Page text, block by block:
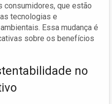
consumidores, que estão
tecnologias e
Essa mudança é
sobre os benefícios
no